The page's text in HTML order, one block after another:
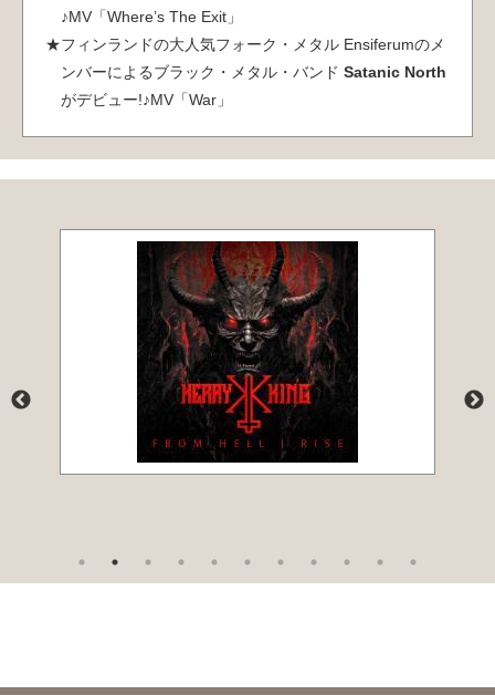
♪MV「Where’s The Exit」
フィンランドの大人気フォーク・メタル Ensiferumのメ
ンバーによるブラック・メタル・バンド Satanic North
がデビュー!♪MV「War」